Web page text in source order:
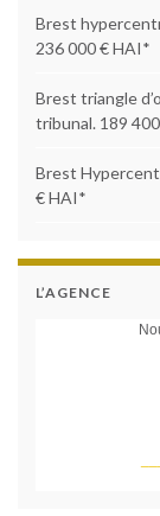
Brest
236 000 € HAI*
Brest triangle
tribunal. 189
Brest
€ HAI*
L’AGENCE